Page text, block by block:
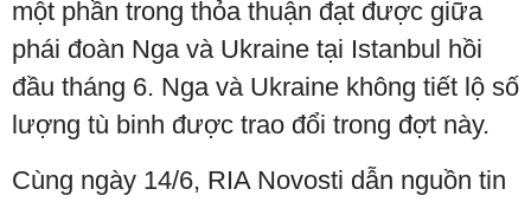
một phần trong thỏa thuận đạt được giữa
phái đoàn Nga và Ukraine tại Istanbul hồi
đầu tháng 6. Nga và Ukraine không tiết lộ số
lượng tù binh được trao đổi trong đợt này.
Cùng ngày 14/6, RIA Novosti dẫn nguồn tin